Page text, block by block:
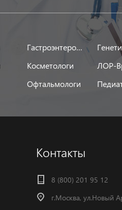
Гастроэнтерологи
Косметологи ЛОР-
Офтальмологи
Контакты
8 (800) 201 95 12
г.Москва, ул.Новый